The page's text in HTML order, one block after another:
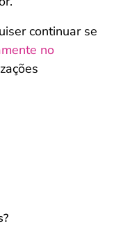
continuar se
no